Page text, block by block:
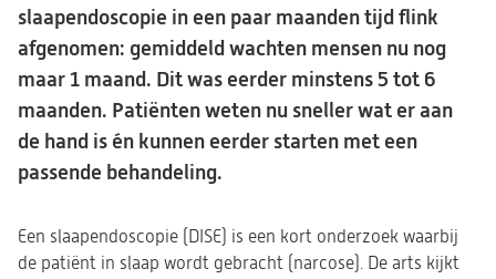
slaapendoscopie in een paar maanden tijd flink
afgenomen: gemiddeld wachten mensen nu nog
maar 1 maand. Dit was eerder minstens 5 tot 6
maanden. Patiënten weten nu sneller wat er aan
de hand is én kunnen eerder starten met een
passende behandeling.
Een slaapendoscopie (DISE) is een kort onderzoek waarbij
de patiënt in slaap wordt gebracht (narcose). De arts kijkt